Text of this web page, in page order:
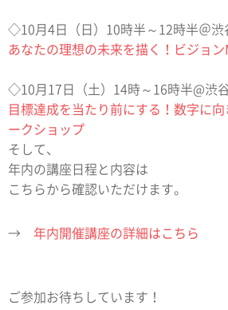
◇10月4日（日）10時半～12時半＠渋
あなたの理想の未来を描く！ビジョン
◇10月17日（土）14時～16時半@渋
目標達成を当たり前にする！数字に
ークショップ
そして、
年内の講座日程と内容は
こちらから確認いただけます。
→ 年内開催講座の詳細はこちら
ご参加お待ちしています！